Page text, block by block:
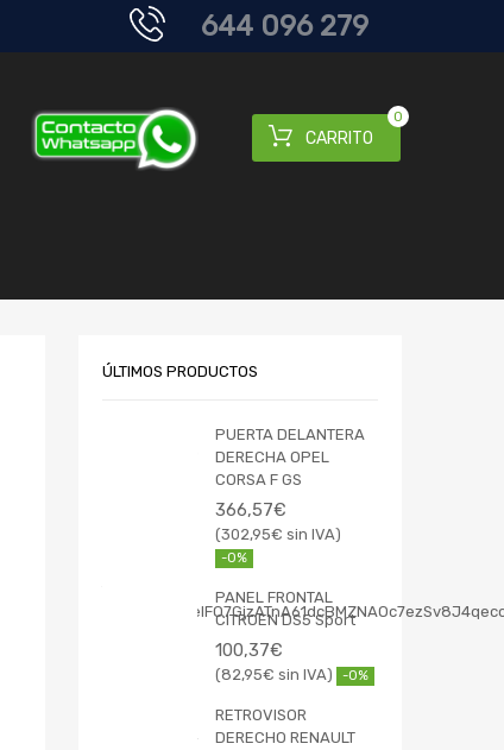
644 096 279
CARRITO
0
ÚLTIMOS PRODUCTOS
PUERTA DELANTERA
DERECHA OPEL
CORSA F GS
366,57€
302,95€
-0%
PANEL FRONTAL
CITROEN DS5 Sport
100,37€
82,95€ -0%
RETROVISOR
DERECHO RENAULT